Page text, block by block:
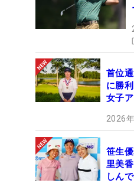
首位
に勝
女子
2026
笹生
里美
しん